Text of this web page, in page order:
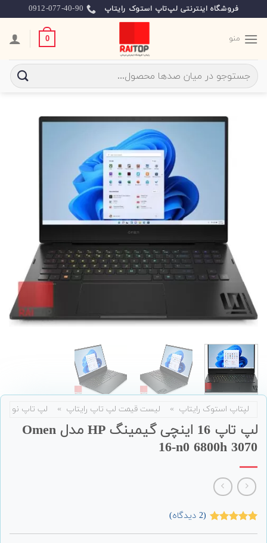
to
content
فروشگاه اینترنتی لپ‌تاپ استوک رایتاپ 0912-077-40-90
منو 0
جستجو
برای:
لپتاپ استوک رایتاپ » لیست قیمت لپ تاپ رایتاپ » لپ تاپ نو
لپ تاپ 16 اینچی گیمینگ HP مدل Omen
16-n0 6800h 3070
(
2دیدگاه)